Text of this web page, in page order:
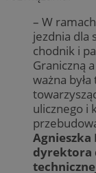
– W
jezdnia dla
chodnik i
Graniczną
ważna
ulicznego i
Agnieszka
dyrektora